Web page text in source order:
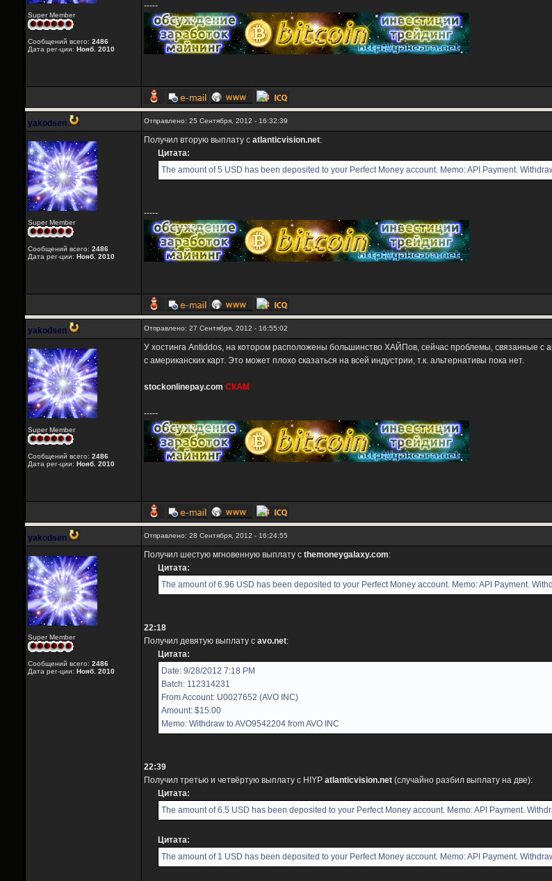
Super Member
Сообщений всего: 2486
Дата рег-ции: Нояб. 2010
-----
yakodsen Отправлено: 25 Сентября, 2012 - 16:32:39
Super Member
Сообщений всего: 2486
Дата рег-ции: Нояб. 2010
Получил вторую выплату с atlanticvision.net:
Цитата:
The amount of 5 USD has been deposited to your Perfect Money account. Memo: API Payment.
-----
yakodsen Отправлено: 27 Сентября, 2012 - 16:55:02
Super Member
Сообщений всего: 2486
Дата рег-ции: Нояб. 2010
У хостинга Antiddos, на котором расположены большинство ХАЙПов, сейчас проблемы, связанные с
с американских карт. Это может плохо сказаться на всей индустрии, т.к. альтернативы пока нет.
stockonlinepay.com СКАМ
-----
yakodsen Отправлено: 28 Сентября, 2012 - 16:24:55
Super Member
Сообщений всего: 2486
Дата рег-ции: Нояб. 2010
Получил шестую мгновенную выплату с themoneygalaxy.com:
Цитата:
The amount of 6.96 USD has been deposited to your Perfect Money account. Memo: API Payment.
22:18
Получил девятую выплату с avo.net:
Цитата:
Date: 9/28/2012 7:18 PM
Batch: 112314231
From Account: U0027652 (AVO INC)
Amount: $15.00
Memo: Withdraw to AVO9542204 from AVO INC
22:39
Получил третью и четвёртую выплату с HIYP atlanticvision.net (случайно разбил выплату на две):
Цитата:
The amount of 6.5 USD has been deposited to your Perfect Money account. Memo: API Payment.
Цитата:
The amount of 1 USD has been deposited to your Perfect Money account. Memo: API Payment.